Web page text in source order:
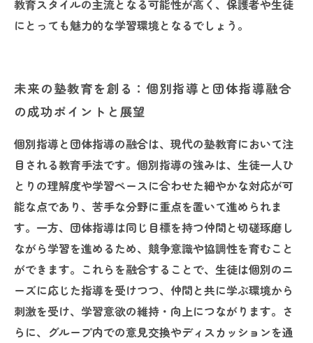
教育スタイルの主流となる可能性が高く、保護者や生徒
にとっても魅力的な学習環境となるでしょう。
未来の塾教育を創る：個別指導と団体指導融合
の成功ポイントと展望
個別指導と団体指導の融合は、現代の塾教育において注
目される教育手法です。個別指導の強みは、生徒一人ひ
とりの理解度や学習ペースに合わせた細やかな対応が可
能な点であり、苦手な分野に重点を置いて進められま
す。一方、団体指導は同じ目標を持つ仲間と切磋琢磨し
ながら学習を進めるため、競争意識や協調性を育むこと
ができます。これらを融合することで、生徒は個別のニ
ーズに応じた指導を受けつつ、仲間と共に学ぶ環境から
刺激を受け、学習意欲の維持・向上につながります。さ
らに、グループ内での意見交換やディスカッションを通